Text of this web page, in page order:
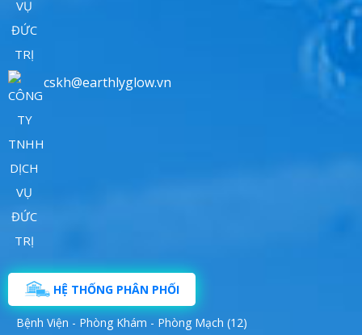
cskh@earthlyglow.vn
HỆ THỐNG PHÂN PHỐI
Bệnh Viện - Phòng Khám - Phòng Mạch (12)